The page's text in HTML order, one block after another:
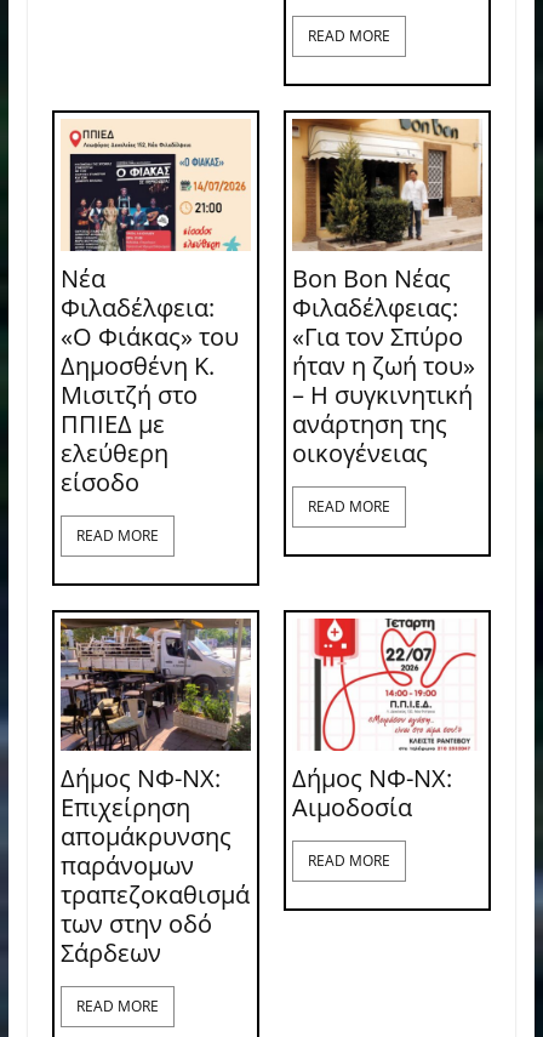
READ MORE
Νέα
Φιλαδέλφεια:
«Ο Φιάκας» του
Δημοσθένη Κ.
Μισιτζή στο
ΠΠΙΕΔ με
ελεύθερη
είσοδο
READ MORE
Bon Bon Νέας
Φιλαδέλφειας:
«Για τον Σπύρο
ήταν η ζωή του»
– Η συγκινητική
ανάρτηση της
οικογένειας
READ MORE
Δήμος ΝΦ-ΝΧ:
Επιχείρηση
απομάκρυνσης
παράνομων
τραπεζοκαθισμά
των στην οδό
Σάρδεων
READ MORE
Δήμος ΝΦ-ΝΧ:
Aιμοδοσία
READ MORE